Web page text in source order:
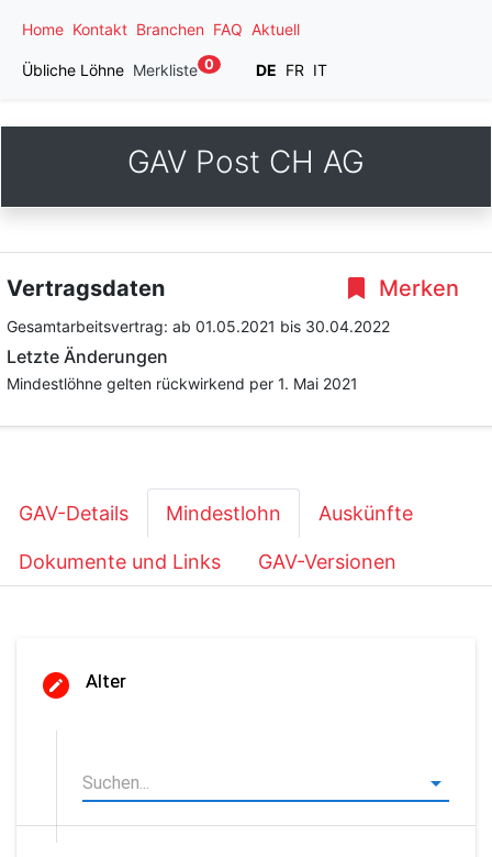
Home Kontakt Branchen FAQ Aktuell
Übliche Löhne Merkliste 0 DE FR IT
GAV Post CH AG
Merken
Vertragsdaten
Gesamtarbeitsvertrag: ab 01.05.2021 bis 30.04.2022
Letzte Änderungen
Mindestlöhne gelten rückwirkend per 1. Mai 2021
GAV-Details Mindestlohn Auskünfte
Dokumente und Links GAV-Versionen
Alter